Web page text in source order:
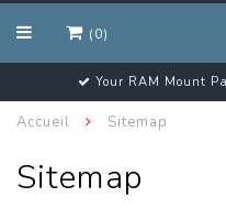
(0)
Your RAM Mount
Accueil Sitemap
Sitemap